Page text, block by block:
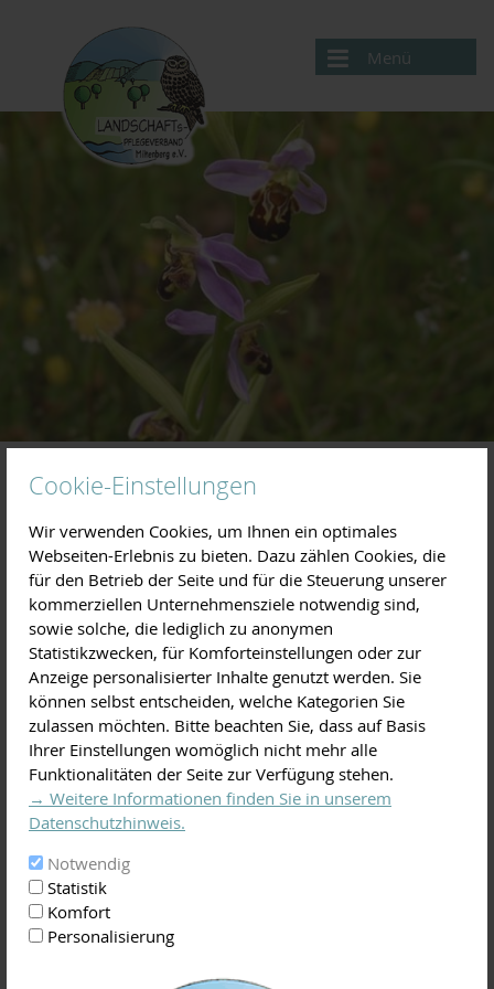
Cookie-Einstellungen
Wir verwenden Cookies, um Ihnen ein optimales
Webseiten-Erlebnis zu bieten. Dazu zählen Cookies, die
für den Betrieb der Seite und für die Steuerung unserer
kommerziellen Unternehmensziele notwendig sind,
sowie solche, die lediglich zu anonymen
Statistikzwecken, für Komforteinstellungen oder zur
Anzeige personalisierter Inhalte genutzt werden. Sie
können selbst entscheiden, welche Kategorien Sie
zulassen möchten. Bitte beachten Sie, dass auf Basis
Ihrer Einstellungen womöglich nicht mehr alle
Funktionalitäten der Seite zur Verfügung stehen.
→ Weitere Informationen finden Sie in unserem
Datenschutzhinweis.
Notwendig
Statistik
Komfort
Personalisierung
Menü
Aktuelles
BayernNetzNatur
Artenschutz
Kontakte
Artenschutz
Im Rahmen von Artenschutzprojekten, Monitoring und der
Umsetzung von gezielten Pflegemaßnahmen zur Förderung
und für den Erhalt besonders gefährdeter Tier- und
Pflanzenarten leisten wir einen wichtigen Beitrag zur
Sicherung der Biodiversität im Landkreis Miltenberg.
Artenschutz